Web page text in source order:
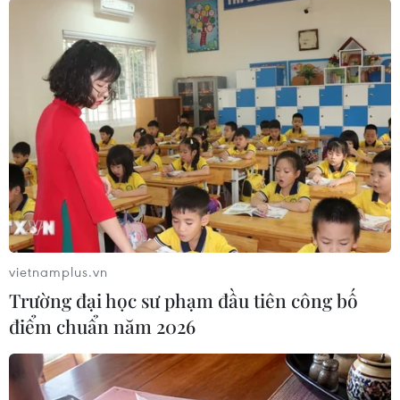
#Hải đoàn 129 Hải quân
#Đảo Trường Sa
#Đánh bắt hải sản
#Dịch vụ hậu cần
Bà Rịa - Vũng Tàu
Tp. Hồ Chí Minh
Theo dõi VietnamPlus
TIN LIÊN QUAN
vietnamplus.vn
Trường đại học sư phạm đầu tiên công bố
điểm chuẩn năm 2026